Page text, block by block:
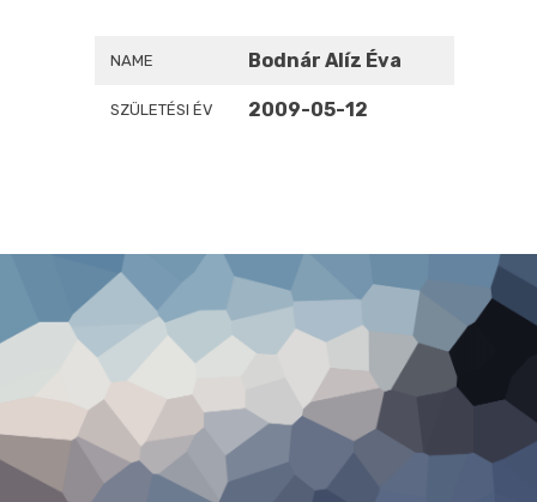
NAME Bodnár Alíz Éva
SZÜLETÉSI ÉV 2009-05-12